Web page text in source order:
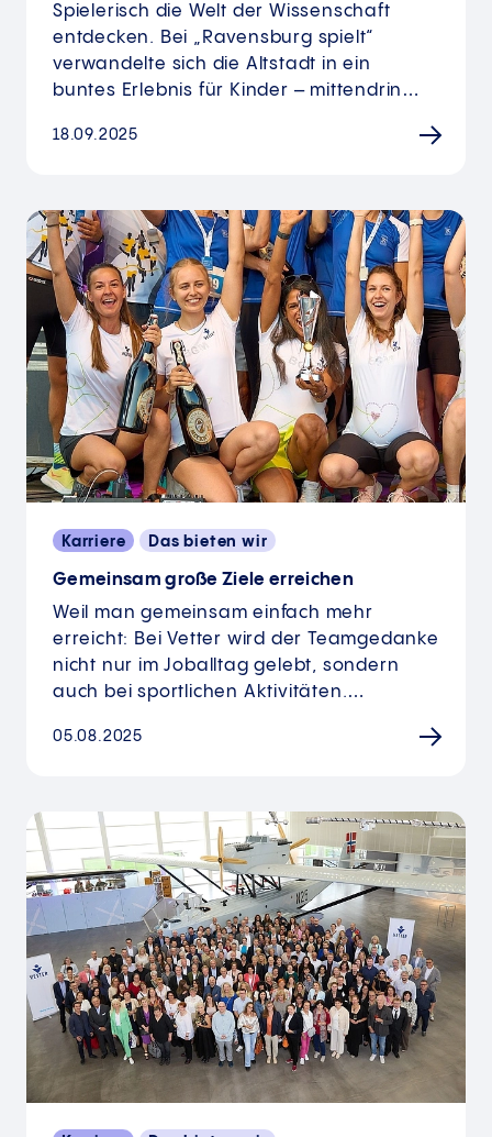
Spielerisch die Welt der Wissenschaft
entdecken. Bei „Ravensburg spielt“
verwandelte sich die Altstadt in ein
buntes Erlebnis für Kinder – mittendrin…
18.09.2025
Karriere Das bieten wir
Gemeinsam große Ziele erreichen
Weil man gemeinsam einfach mehr
erreicht: Bei Vetter wird der Teamgedanke
nicht nur im Joballtag gelebt, sondern
auch bei sportlichen Aktivitäten.…
05.08.2025